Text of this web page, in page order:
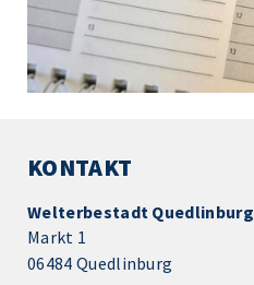
KONTAKT
Welterbestadt Quedlinburg
Markt 1
06484 Quedlinburg